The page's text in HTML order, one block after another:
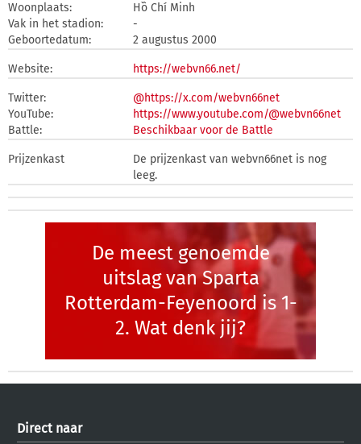
Woonplaats:
Hồ Chí Minh
Vak in het stadion:
-
Geboortedatum:
2 augustus 2000
Website: https://webvn66.net/
Twitter:
@https://x.com/webvn66net
YouTube:
https://www.youtube.com/@webvn66net
Battle:
Beschikbaar voor de Battle
Prijzenkast
De prijzenkast van webvn66net is nog
leeg.
De meest genoemde
uitslag van Sparta
Rotterdam-Feyenoord is 1-
2. Wat denk jij?
Direct naar